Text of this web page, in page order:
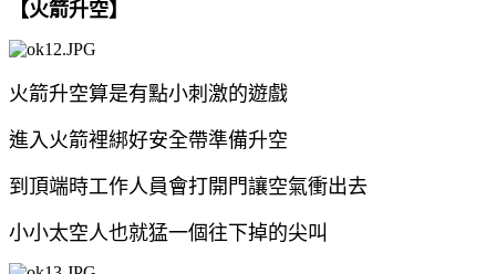
【火箭升空】
火箭升空算是有點小刺激的遊戲
進入火箭裡綁好安全帶準備升空
到頂端時工作人員會打開門讓空氣衝出去
小小太空人也就猛一個往下掉的尖叫